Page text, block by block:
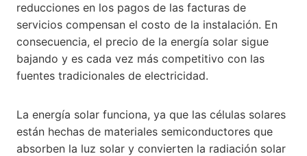
reducciones en los pagos de las facturas de
servicios compensan el costo de la instalación. En
consecuencia, el precio de la energía solar sigue
bajando y es cada vez más competitivo con las
fuentes tradicionales de electricidad.
La energía solar funciona, ya que las células solares
están hechas de materiales semiconductores que
absorben la luz solar y convierten la radiación solar